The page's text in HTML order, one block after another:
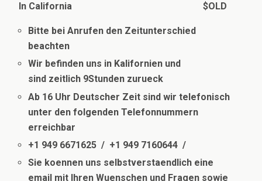
In California $OLD
Bitte bei Anrufen den Zeitunterschied
beachten
Wir befinden uns in Kalifornien und
sind zeitlich 9Stunden zurueck
Ab 16 Uhr Deutscher Zeit sind wir telefonisch
unter den folgenden Telefonnummern
erreichbar
+1 949 6671625 / +1 949 7160644 /
Sie koennen uns selbstverstaendlich eine
email mit Ihren Wuenschen und Fragen sowie